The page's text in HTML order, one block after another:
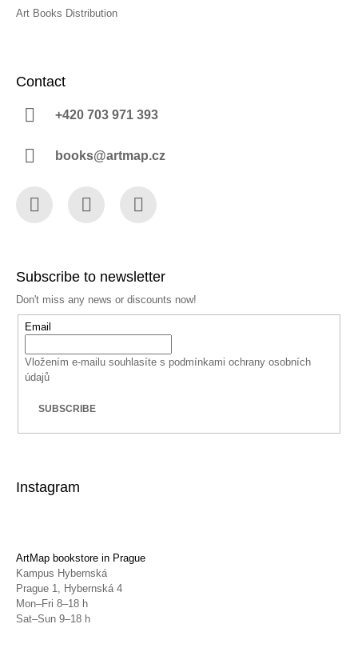
Art Books Distribution
Contact
+420 703 971 393
books@artmap.cz
Subscribe to newsletter
Don't miss any news or discounts now!
Email
Vložením e-mailu souhlasíte s podmínkami ochrany osobních
údajů
SUBSCRIBE
Instagram
ArtMap bookstore in Prague
Kampus Hybernská
Prague 1, Hybernská 4
Mon–Fri 8–18 h
Sat–Sun 9–18 h